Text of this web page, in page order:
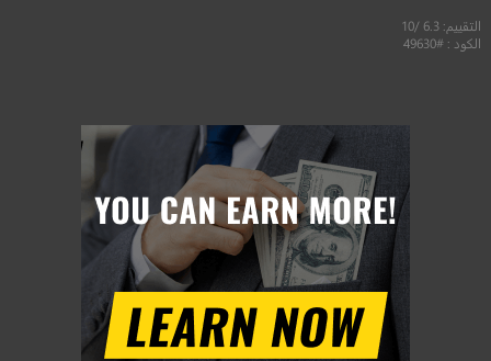
التقييم: 6.3 /10
الكود : #49630